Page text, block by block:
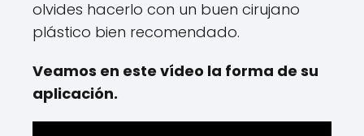
olvides hacerlo con un buen cirujano
plástico bien recomendado.
Veamos en este vídeo la forma de su
aplicación.